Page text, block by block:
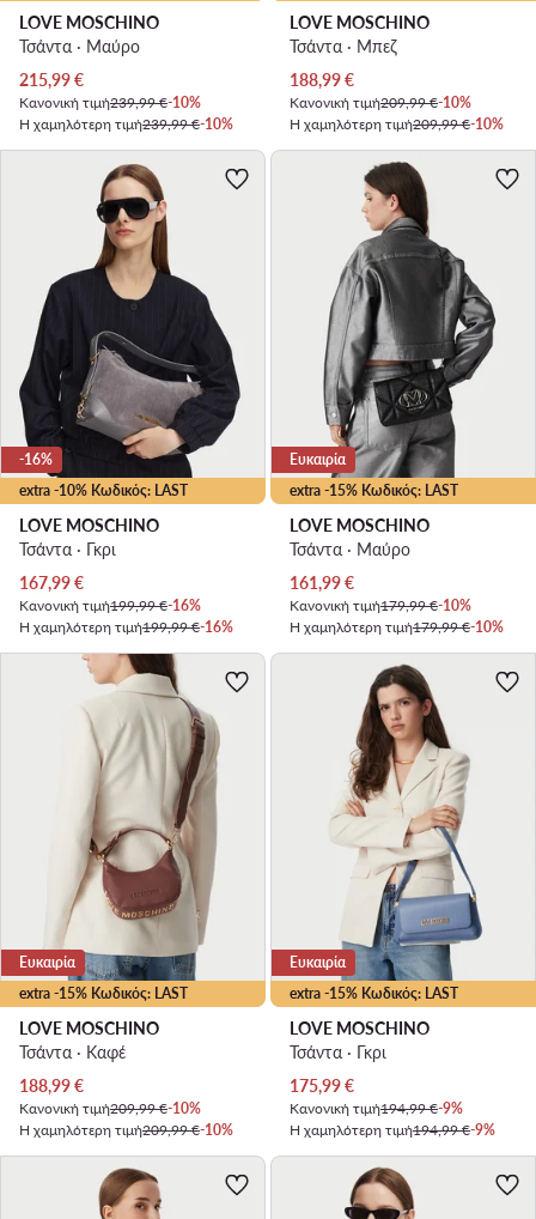
LOVE MOSCHINO
Τσάντα · Μαύρο
Τρέχουσα τιμή
215,99€
Κανονική τιμή239,99 €-10%
Η χαμηλότερη τιμή239,99 €-10%
LOVE MOSCHINO
Τσάντα · Μπεζ
Τρέχουσα τιμή
188,99€
Κανονική τιμή209,99 €-10%
Η χαμηλότερη τιμή209,99 €-10%
extra -10% Κωδικός: LAST
-16%
LOVE MOSCHINO
Τσάντα · Γκρι
Τρέχουσα τιμή
167,99€
Κανονική τιμή199,99 €-16%
Η χαμηλότερη τιμή199,99 €-16%
extra -15% Κωδικός: LAST
Ευκαιρία
LOVE MOSCHINO
Τσάντα · Μαύρο
Τρέχουσα τιμή
161,99€
Κανονική τιμή179,99 €-10%
Η χαμηλότερη τιμή179,99 €-10%
extra -15% Κωδικός: LAST
Ευκαιρία
LOVE MOSCHINO
Τσάντα · Καφέ
Τρέχουσα τιμή
188,99€
Κανονική τιμή209,99 €-10%
Η χαμηλότερη τιμή209,99 €-10%
extra -15% Κωδικός: LAST
Ευκαιρία
LOVE MOSCHINO
Τσάντα · Γκρι
Τρέχουσα τιμή
175,99€
Κανονική τιμή194,99 €-9%
Η χαμηλότερη τιμή194,99 €-9%